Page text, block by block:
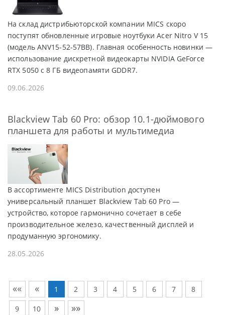
На склад дистрибьюторской компании MICS скоро
поступят обновленные игровые ноутбуки Acer Nitro V 15
(модель ANV15-52-57BB). Главная особенность новинки —
использование дискретной видеокарты NVIDIA GeForce
RTX 5050 с 8 ГБ видеопамяти GDDR7.
09.06.2026
Blackview Tab 60 Pro: обзор 10.1-дюймового
планшета для работы и мультимедиа
В ассортименте MICS Distribution доступен
универсальный планшет Blackview Tab 60 Pro —
устройство, которое гармонично сочетает в себе
производительное железо, качественный дисплей и
продуманную эргономику.
28.05.2026
«« « 1 2 3 4 5 6 7 8
9 10 » »»